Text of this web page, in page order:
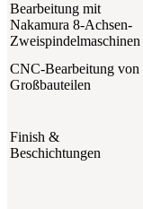
Bearbeitung mit
Nakamura 8-Achsen-
Zweispindelmaschinen
CNC-Bearbeitung von
Großbauteilen
Finish &
Beschichtungen